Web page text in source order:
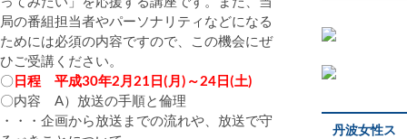
局の番組担当者やパーソナリティなどになる
ためには必須の内容ですので、この機会にぜ
ひご受講ください。
〇日程 平成30年2月21日(月)～24日(土)
〇内容 A）放送の手順と倫理
・・・企画から放送までの流れや、放送で守
丹波女性ス